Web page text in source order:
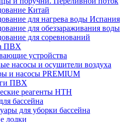
Китай
для нагрева воды Испания
для обеззараживания воды
для соревнований
ПВХ
устройства
насосы и осушители воздуха
и насосы PREMIUM
ПВХ
реагенты HTH
бассейна
для уборки бассейна
лодки